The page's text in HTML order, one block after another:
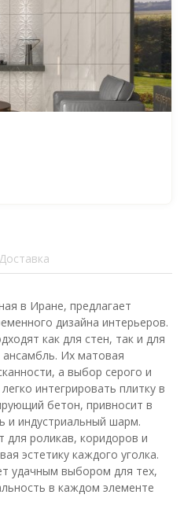
Доставка
в Иране, предлагает
дизайна интерьеров.
как для стен, так и для
Их матовая
а выбор серого и
интегрировать плитку в
бетон, привносит в
и индустриальный шарм.
для роликав, коридоров и
эстетику каждого уголка.
удачным выбором для тех,
в каждом элементе